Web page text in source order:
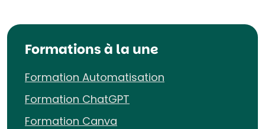
Formations à la une
Formation Automatisation
Formation ChatGPT
Formation Canva